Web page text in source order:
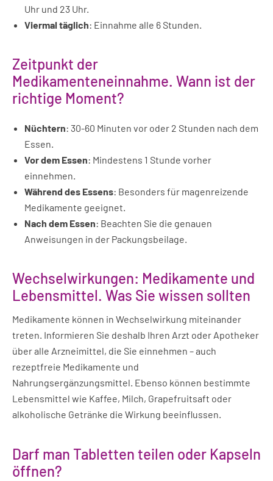
Uhr und 23 Uhr.
Viermal täglich: Einnahme alle 6 Stunden.
Zeitpunkt der
Medikamenteneinnahme. Wann ist der
richtige Moment?
Nüchtern: 30-60 Minuten vor oder 2 Stunden nach dem
Essen.
Vor dem Essen: Mindestens 1 Stunde vorher
einnehmen.
Während des Essens: Besonders für magenreizende
Medikamente geeignet.
Nach dem Essen: Beachten Sie die genauen
Anweisungen in der Packungsbeilage.
Wechselwirkungen: Medikamente und
Lebensmittel. Was Sie wissen sollten
Medikamente können in Wechselwirkung miteinander
treten. Informieren Sie deshalb Ihren Arzt oder Apotheker
über alle Arzneimittel, die Sie einnehmen – auch
rezeptfreie Medikamente und
Nahrungsergänzungsmittel. Ebenso können bestimmte
Lebensmittel wie Kaffee, Milch, Grapefruitsaft oder
alkoholische Getränke die Wirkung beeinflussen.
Darf man Tabletten teilen oder Kapseln
öffnen?